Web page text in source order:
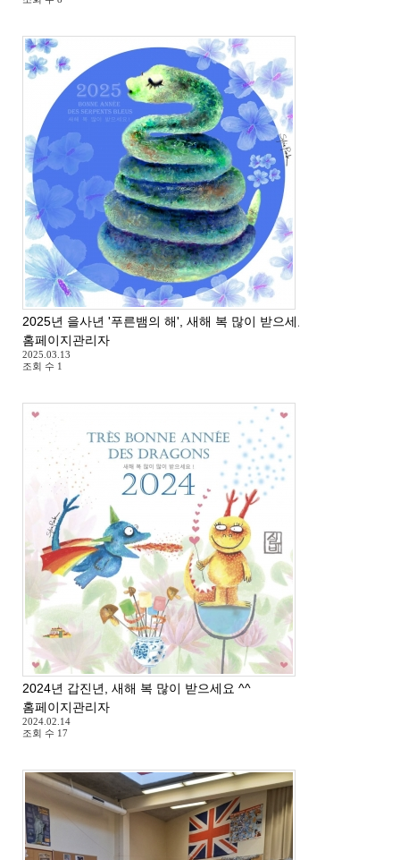
2025년 을사년 '푸른뱀의 해', 새해 복 많이 받으세요 ^^
홈페이지관리자
2025.03.13
조회 수 1
2024년 갑진년, 새해 복 많이 받으세요 ^^
홈페이지관리자
2024.02.14
조회 수 17